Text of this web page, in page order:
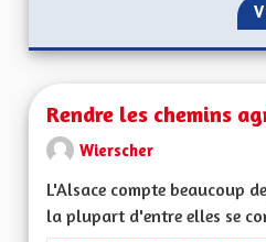
Rendre les chemins
Wierscher
L'Alsace compte beaucoup
la plupart d'entre elles se